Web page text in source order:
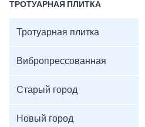
ТРОТУАРНАЯ ПЛИТКА
Тротуарная плитка
Вибропрессованная
Старый город
Новый город